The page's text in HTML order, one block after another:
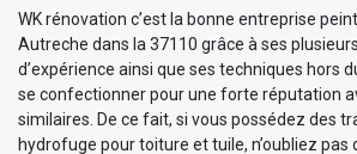
WK rénovation c’est la bonne entreprise
Autreche dans la 37110 grâce à ses
d’expérience ainsi que ses techniques hors
se confectionner pour une forte réputation
similaires. De ce fait, si vous possédez des
hydrofuge pour toiture et tuile, n’oubliez pas